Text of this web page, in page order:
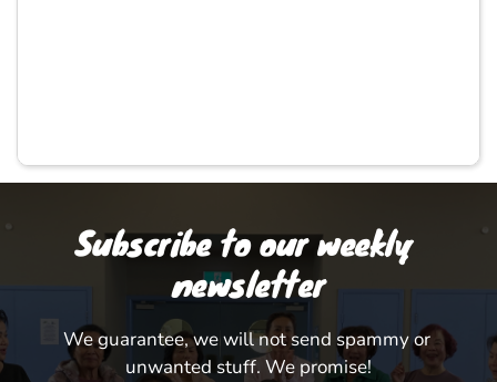
Subscribe to our weekly
newsletter
We guarantee, we will not send spammy or
unwanted stuff. We promise!